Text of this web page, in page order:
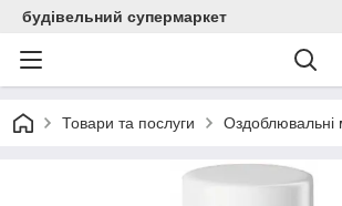
будівельний супермаркет
Товари та послуги Оздоблювальні